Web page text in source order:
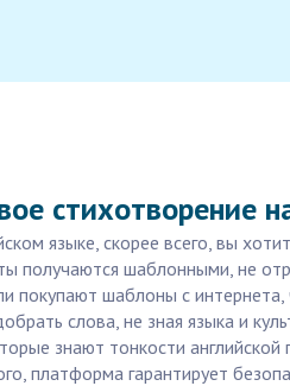
стихотворение
языке, скорее всего, вы
получаются шаблонными, не
покупают шаблоны с
слова, не зная языка и
знают тонкости
платформа гарантирует